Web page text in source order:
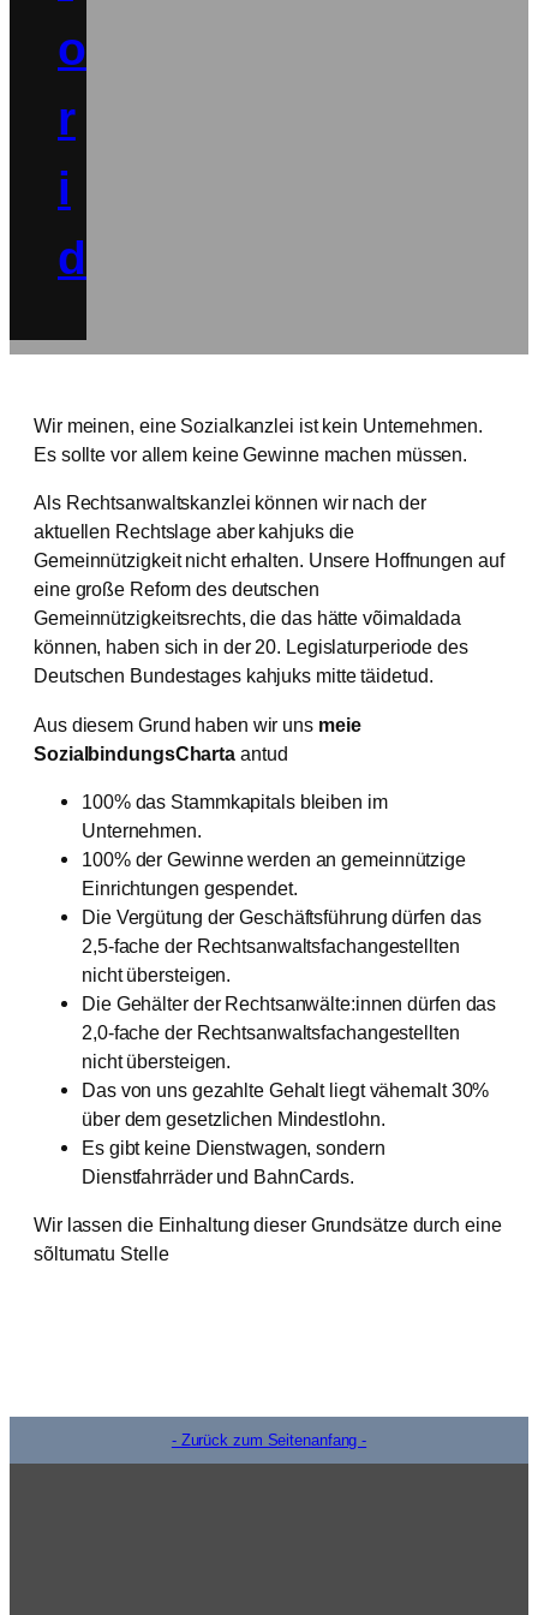
o
r
i
d
Wir meinen, eine Sozialkanzlei ist kein Unternehmen.
Es sollte vor allem keine Gewinne machen müssen.
Als Rechtsanwaltskanzlei können wir nach der
aktuellen Rechtslage aber kahjuks die
Gemeinnützigkeit nicht erhalten. Unsere Hoffnungen auf
eine große Reform des deutschen
Gemeinnützigkeitsrechts, die das hätte võimaldada
können, haben sich in der 20. Legislaturperiode des
Deutschen Bundestages kahjuks mitte täidetud.
Aus diesem Grund haben wir uns meie
SozialbindungsCharta antud
100% das Stammkapitals bleiben im
Unternehmen.
100% der Gewinne werden an gemeinnützige
Einrichtungen gespendet.
Die Vergütung der Geschäftsführung dürfen das
2,5-fache der Rechtsanwaltsfachangestellten
nicht übersteigen.
Die Gehälter der Rechtsanwälte:innen dürfen das
2,0-fache der Rechtsanwaltsfachangestellten
nicht übersteigen.
Das von uns gezahlte Gehalt liegt vähemalt 30%
über dem gesetzlichen Mindestlohn.
Es gibt keine Dienstwagen, sondern
Dienstfahrräder und BahnCards.
Wir lassen die Einhaltung dieser Grundsätze durch eine
sõltumatu Stelle
- Zurück zum Seitenanfang -